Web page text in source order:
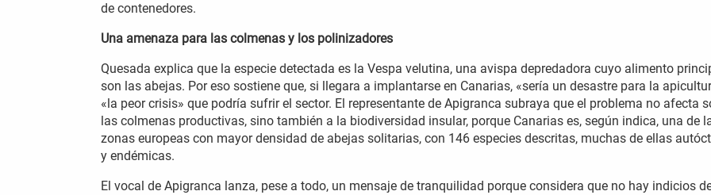
de contenedores.
Una amenaza para las colmenas y los polinizadores
Quesada explica que la especie detectada es la Vespa velutina, una avispa depredadora cuyo alimento
son las abejas. Por eso sostiene que, si llegara a implantarse en Canarias, «sería un desastre para la
«la peor crisis» que podría sufrir el sector. El representante de Apigranca subraya que el problema no afecta
las colmenas productivas, sino también a la biodiversidad insular, porque Canarias es, según indica, una de
zonas europeas con mayor densidad de abejas solitarias, con 146 especies descritas, muchas de ellas
y endémicas.
El vocal de Apigranca lanza, pese a todo, un mensaje de tranquilidad porque considera que no hay indicios